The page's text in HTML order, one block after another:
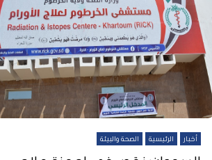
شاهد
عملتان وتطبيق مصرفي واحد.. كيف
تشظى النظام المصرفي في حرب
السودان؟
تصدر
ديون
شاهد
عملتان وتطبيق مصرفي واحد.. كيف
تشظى النظام المصرفي في حرب
السودان؟
هجمات
على
أخبار الرئيسية الصحة والبيئة